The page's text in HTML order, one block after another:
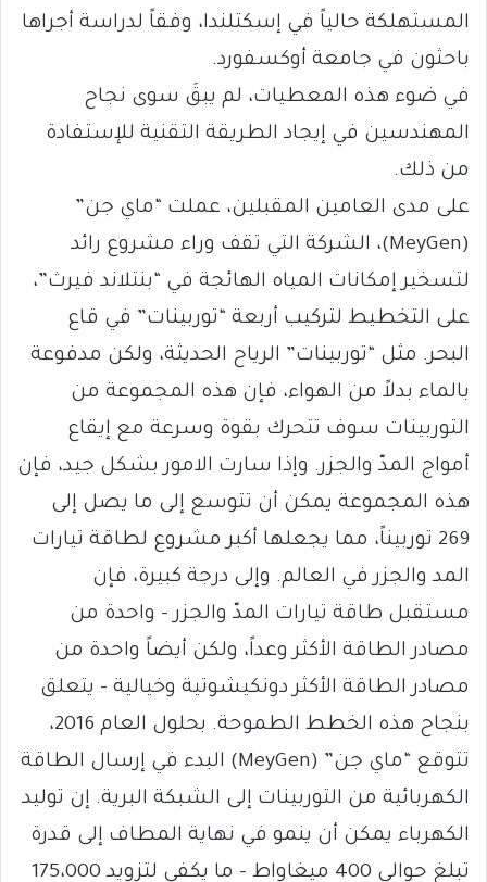
المستهلكة حالياً في إسكتلندا، وفقاً لدراسة أجراها
باحثون في جامعة أوكسفورد.
في ضوء هذه المعطيات، لم يبقَ سوى نجاح
المهندسين في إيجاد الطريقة التقنية للإستفادة
من ذلك.
على مدى العامين المقبلين، عملت “ماي جن”
(MeyGen)، الشركة التي تقف وراء مشروع رائد
لتسخير إمكانات المياه الهائجة في “بنتلاند فيرث”،
على التخطيط لتركيب أربعة “توربينات” في قاع
البحر. مثل “توربينات” الرياح الحديثة، ولكن مدفوعة
بالماء بدلاً من الهواء، فإن هذه المجموعة من
التوربينات سوف تتحرك بقوة وسرعة مع إيقاع
أمواج المدّ والجزر. وإذا سارت الامور بشكل جيد، فإن
هذه المجموعة يمكن أن تتوسع إلى ما يصل إلى
269 توربيناً، مما يجعلها أكبر مشروع لطاقة تيارات
المد والجزر في العالم. وإلى درجة كبيرة، فإن
مستقبل طاقة تيارات المدّ والجزر – واحدة من
مصادر الطاقة الأكثر وعداً، ولكن أيضاً واحدة من
مصادر الطاقة الأكثر دونكيشوتية وخيالية – يتعلق
بنجاح هذه الخطط الطموحة. بحلول العام 2016،
تتوقع “ماي جن” (MeyGen) البدء في إرسال الطاقة
الكهربائية من التوربينات إلى الشبكة البرية. إن توليد
الكهرباء يمكن أن ينمو في نهاية المطاف إلى قدرة
تبلغ حوالي 400 ميغاواط – ما يكفي لتزويد 175،000